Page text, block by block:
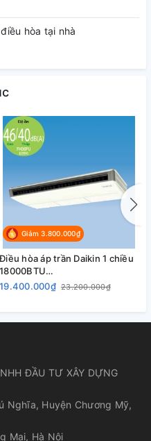
hòa tại nhà
Giảm 3.800.000₫
Điều hòa áp trần Daikin 1 chiều
18000BTU
FHNQ18MV1/RNQ18MV1
19.400.000₫ 23.200.000₫
ĐẦU TƯ XÂY DỰNG
Nghĩa, Huyện Chương Mỹ,
Mai, Hà Nội